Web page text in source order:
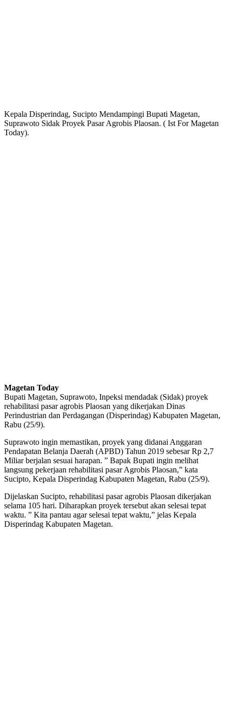
Kepala Disperindag, Sucipto Mendampingi Bupati Magetan,
Suprawoto Sidak Proyek Pasar Agrobis Plaosan. ( Ist For Magetan
Today).
Magetan Today
Bupati Magetan, Suprawoto, Inpeksi mendadak (Sidak) proyek
rehabilitasi pasar agrobis Plaosan yang dikerjakan Dinas
Perindustrian dan Perdagangan (Disperindag) Kabupaten Magetan,
Rabu (25/9).
Suprawoto ingin memastikan, proyek yang didanai Anggaran
Pendapatan Belanja Daerah (APBD) Tahun 2019 sebesar Rp 2,7
Miliar berjalan sesuai harapan. ” Bapak Bupati ingin melihat
langsung pekerjaan rehabilitasi pasar Agrobis Plaosan,” kata
Sucipto, Kepala Disperindag Kabupaten Magetan, Rabu (25/9).
Dijelaskan Sucipto, rehabilitasi pasar agrobis Plaosan dikerjakan
selama 105 hari. Diharapkan proyek tersebut akan selesai tepat
waktu. ” Kita pantau agar selesai tepat waktu,” jelas Kepala
Disperindag Kabupaten Magetan.